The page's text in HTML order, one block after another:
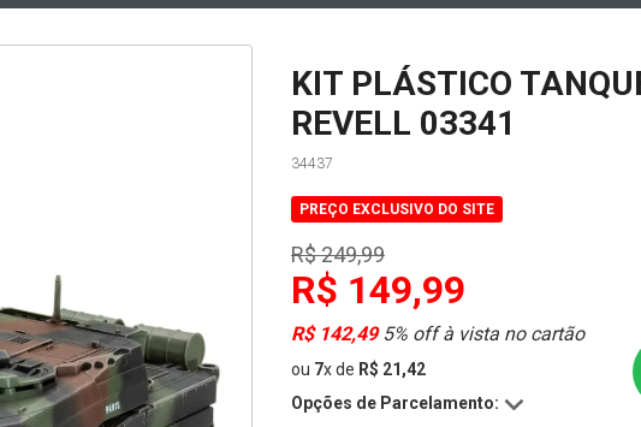
KIT PLÁSTICO
REVELL 03341
34437
PREÇO EXCLUSIVO DO SITE
R$ 249,99
R$ 149,99
R$ 142,495% off à vista no cartão
ou 7xde R$ 21,42
Opções de Parcelamento: